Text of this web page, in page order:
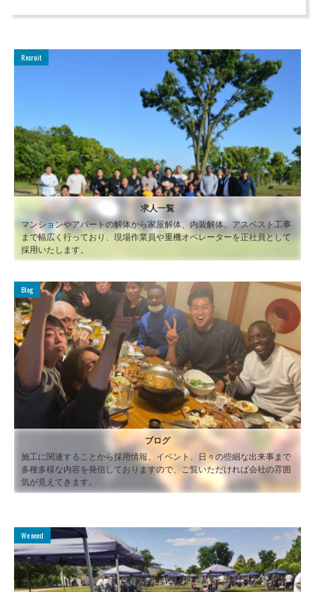
Recruit
求人一覧
マンションやアパートの解体から家屋解体、内装解体、アスベスト工事
まで幅広く行っており、現場作業員や重機オペレーターを正社員として
採用いたします。
Blog
ブログ
施工に関連することから採用情報、イベント、日々の些細な出来事まで
多種多様な内容を発信しておりますので、ご覧いただければ会社の雰囲
気が見えてきます。
We need